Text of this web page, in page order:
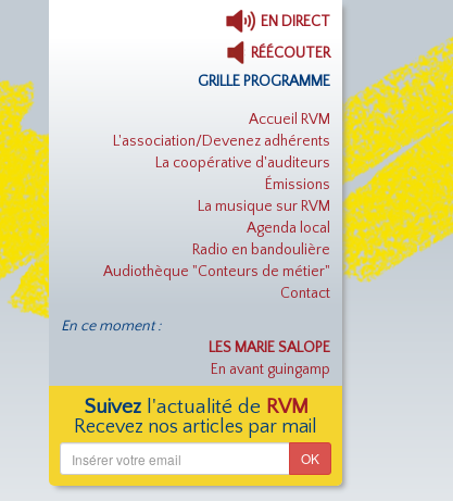
EN DIRECT
RÉÉCOUTER
GRILLE PROGRAMME
Accueil RVM
L'association/Devenez adhérents
La coopérative d'auditeurs
Émissions
La musique sur RVM
Agenda local
Radio en bandoulière
Audiothèque "Conteurs de métier"
Contact
En ce moment :
LES MARIE SALOPE
En avant guingamp
Suivezl'actualité de RVM
Recevez nos articles par mail